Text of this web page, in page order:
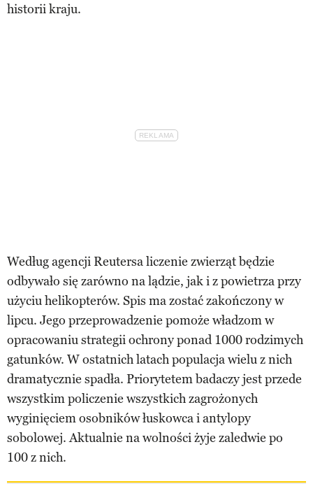
historii kraju.
Według agencji Reutersa liczenie zwierząt będzie
odbywało się zarówno na lądzie, jak i z powietrza przy
użyciu helikopterów. Spis ma zostać zakończony w
lipcu. Jego przeprowadzenie pomoże władzom w
opracowaniu strategii ochrony ponad 1000 rodzimych
gatunków. W ostatnich latach populacja wielu z nich
dramatycznie spadła. Priorytetem badaczy jest przede
wszystkim policzenie wszystkich zagrożonych
wyginięciem osobników łuskowca i antylopy
sobolowej. Aktualnie na wolności żyje zaledwie po
100 z nich.